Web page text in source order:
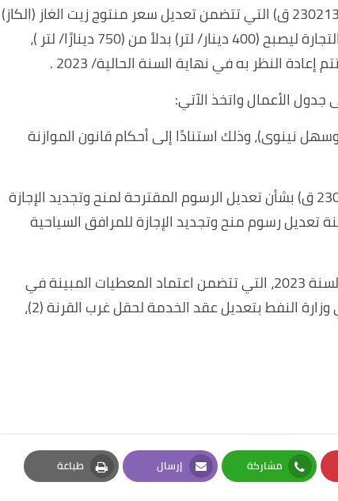
وأقر مجلس الوزراء توصية المجلس الوزاري للاقتصاد (230213 ق) التي تتضمن تعديل سعر منتوج زيت الغاز (الكاز)
المجهز لشركات القطاع الحكومي في وزارتي النقل والتجارة ليصبح (400 دينار/ لتر) بدلاً من (750 دينارًا/ لتر )،
النظر به في نهاية السنة الحالية/ 2023 .
الأعمال واتخذ الآتي:
نينوى)، وذلك استنادًا إلى أحكام قانون الموازنة
ثانيًا/ إقرار توصية المجلس الوزاري للاقتصاد رقم (230198 ق) بشأن تعديل الرسوم المقترحة لمنح وتجديد الإجازة
تعديل رسوم منح وتجديد الإجازة للمرافق السياحية
ثالثًا/ إقرار توصية المجلس الوزاري للطاقة (23073 ط) لسنة 2023، التي تتضمن اعتماد المعطيات المبينة في
كتاب وزارة النفط، المؤرخ في 8 آب 2023 أساسًا لمضي وزارة النفط بتعديل عقد الخدمة لحقل غرب القرنة (2)،
مشاركة
Whatsapp
إرسال
Email
طباعة
Print